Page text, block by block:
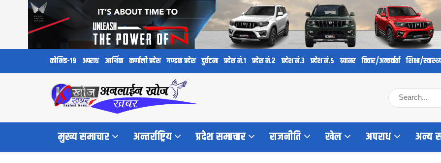
कोभिड-१९ अपराध आर्थिक कर्णाली प्रदेश गण्डक प्रदेश दुर्घटना प्रदेश नं.१ प्रदेश नं.२ प्रदेश नं.३ प्रदेश नं.५ ब्यानर विचार/अन्तर्वार्ता शिक्षा/
मुख्य समाचार अन्तर्राष्ट्रिय प्रदेश समाचार राजनीति खेल अपराध अन्य